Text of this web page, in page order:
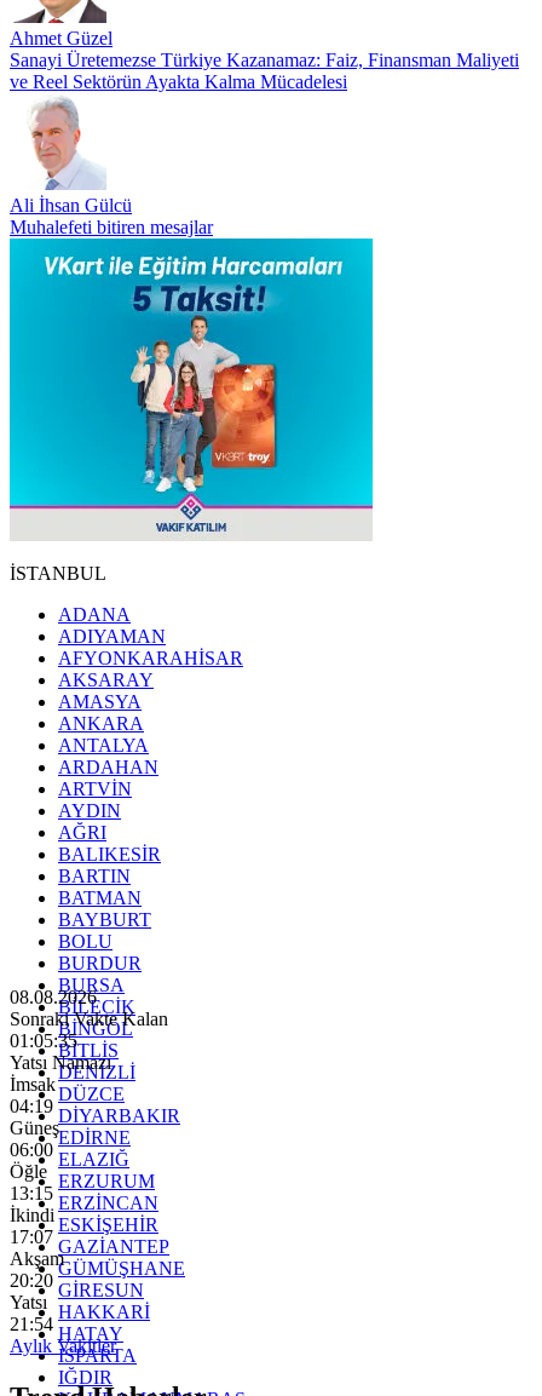
Ahmet Güzel
Sanayi Üretemezse Türkiye Kazanamaz: Faiz, Finansman Maliyeti
ve Reel Sektörün Ayakta Kalma Mücadelesi
Ali İhsan Gülcü
Muhalefeti bitiren mesajlar
İSTANBUL
ADANA
ADIYAMAN
AFYONKARAHİSAR
AKSARAY
AMASYA
ANKARA
ANTALYA
ARDAHAN
ARTVİN
AYDIN
AĞRI
BALIKESİR
BARTIN
BATMAN
BAYBURT
BOLU
BURDUR
BURSA
BİLECİK
BİNGÖL
BİTLİS
DENİZLİ
DÜZCE
DİYARBAKIR
EDİRNE
ELAZIĞ
ERZURUM
ERZİNCAN
ESKİŞEHİR
GAZİANTEP
GÜMÜŞHANE
GİRESUN
HAKKARİ
HATAY
ISPARTA
IĞDIR
08.08.2026
Sonraki Vakte Kalan
01:05:34
Yatsı Namazı
İmsak
04:19
Güneş
06:00
Öğle
13:15
İkindi
17:07
Akşam
20:20
Yatsı
21:54
Aylık Vakitler